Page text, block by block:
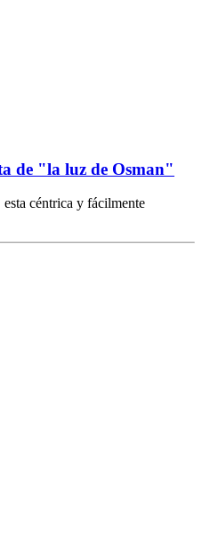
de "la luz de Osman"
céntrica y fácilmente